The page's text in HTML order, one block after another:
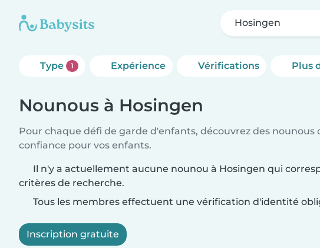
Hosingen
Type 1 Expérience Vérifications Plus
Nounous à Hosingen
Pour chaque défi de garde d'enfants, découvrez des nounous
confiance pour vos enfants.
Il n'y a actuellement aucune nounou à Hosingen qui
critères de recherche.
Tous les membres effectuent une vérification d'identité
Inscription gratuite